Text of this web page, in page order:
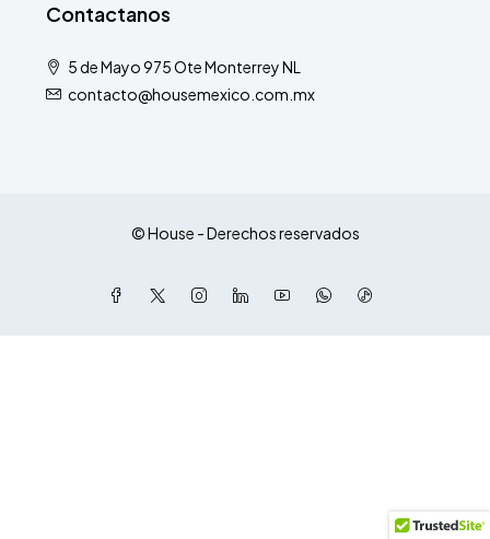
Contactanos
5 de Mayo 975 Ote Monterrey NL
contacto@housemexico.com.mx
© House - Derechos reservados